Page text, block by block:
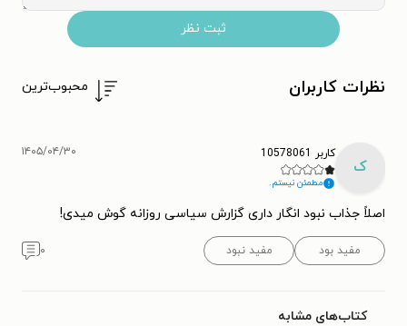
ثبت نظر
نظرات کاربران محبوب‌ترین
ک
کاربر 10578061
مطمئن نیستم.
۱۴۰۵/۰۴/۳۰
اصلاً جذاب نبود انگار داری گزارش سیاسی روزانه گوش میدی!
مفید بود مفید نبود ۰
کتاب‌های مشابه